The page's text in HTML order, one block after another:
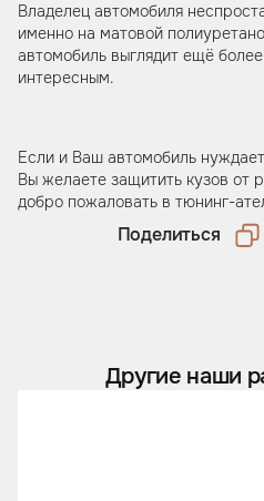
Владелец автомобиля
именно на матовой
автомобиль выглядит ещё
интересным.
Если и Ваш автомобиль
Вы желаете защитить кузов от
добро пожаловать в тюнинг-
Поделиться
Другие наши